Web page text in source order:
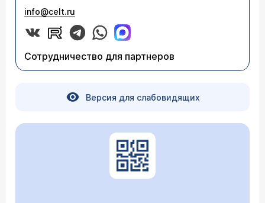
info@celt.ru
Сотрудничество для партнеров
Версия для слабовидящих